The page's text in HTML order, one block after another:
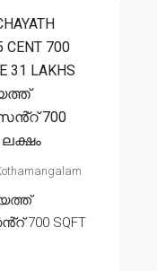
CENT 700
31 LAKHS
700
ലക്ഷം
700 SQFT